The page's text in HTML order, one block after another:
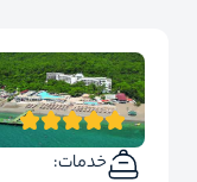
خدمات: